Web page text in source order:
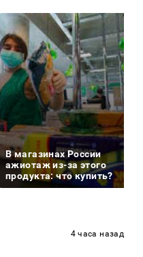
В магазинах России
ажиотаж из-за этого
продукта: что купить?
4 часа назад